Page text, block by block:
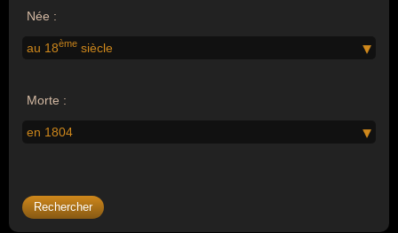
Née :
au 18ème siècle
Morte :
en 1804